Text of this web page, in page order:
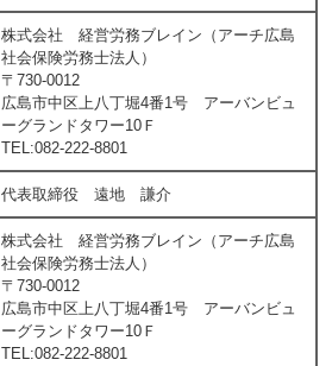
株式会社 経営労務ブレイン（アーチ広島
社会保険労務士法人）
〒730-0012
広島市中区上八丁堀4番1号 アーバンビュ
ーグランドタワー10Ｆ
TEL:082-222-8801
代表取締役 遠地 謙介
株式会社 経営労務ブレイン（アーチ広島
社会保険労務士法人）
〒730-0012
広島市中区上八丁堀4番1号 アーバンビュ
ーグランドタワー10Ｆ
TEL:082-222-8801